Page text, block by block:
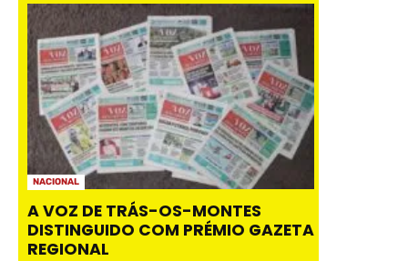
NACIONAL
A VOZ DE TRÁS-OS-MONTES
DISTINGUIDO COM PRÉMIO GAZETA
REGIONAL